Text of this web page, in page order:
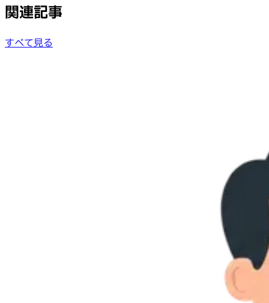
関連記事
すべて見る